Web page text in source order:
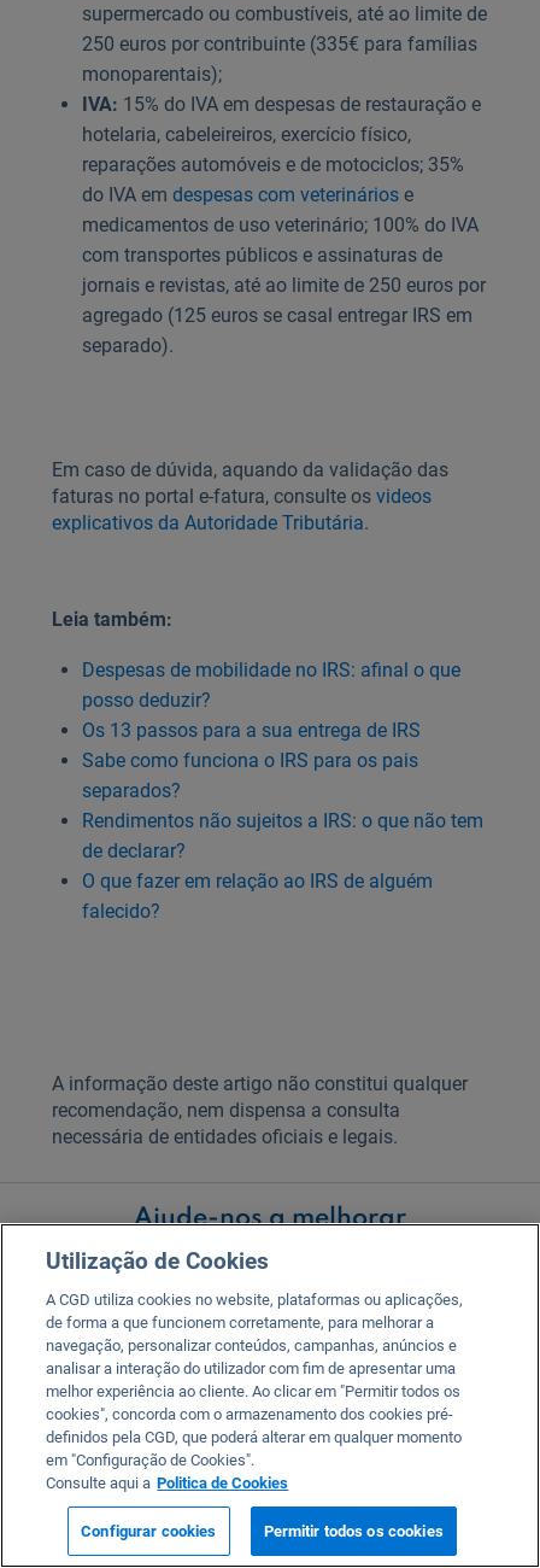
supermercado ou combustíveis, até ao limite de
250 euros por contribuinte (335€ para famílias
monoparentais);
IVA: 15% do IVA em despesas de restauração e
hotelaria, cabeleireiros, exercício físico,
reparações automóveis e de motociclos; 35%
do IVA em despesas com veterináriose
medicamentos de uso veterinário; 100% do IVA
com transportes públicos e assinaturas de
jornais e revistas, até ao limite de 250 euros por
agregado (125 euros se casal entregar IRS em
separado).
Em caso de dúvida, aquando da validação das
faturas no portal e-fatura, consulte os videos
explicativos da Autoridade Tributária.
Leia também:
Despesas de mobilidade no IRS: afinal o que
posso deduzir?
Os 13 passos para a sua entrega de IRS
Sabe como funciona o IRS para os pais
separados?
Rendimentos não sujeitos a IRS: o que não tem
de declarar?
O que fazer em relação ao IRS de alguém
falecido?
A informação deste artigo não constitui qualquer
recomendação, nem dispensa a consulta
necessária de entidades oficiais e legais.
Utilização de Cookies
A CGD utiliza cookies no website, plataformas ou aplicações,
de forma a que funcionem corretamente, para melhorar a
navegação, personalizar conteúdos, campanhas, anúncios e
analisar a interação do utilizador com fim de apresentar uma
melhor experiência ao cliente. Ao clicar em "Permitir todos os
cookies", concorda com o armazenamento dos cookies pré-
definidos pela CGD, que poderá alterar em qualquer momento
em "Configuração de Cookies".
Consulte aqui a Politica de Cookies
Configurar cookies Permitir todos os cookies